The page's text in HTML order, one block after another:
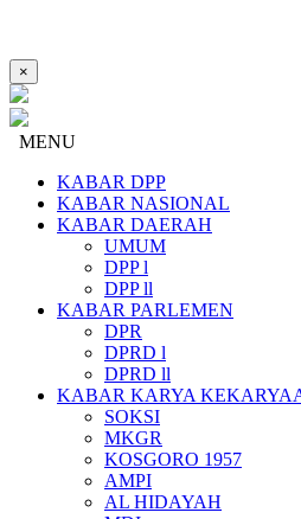
×
MENU
KABAR DPP
KABAR NASIONAL
KABAR DAERAH
UMUM
DPP l
DPP ll
KABAR PARLEMEN
DPR
DPRD l
DPRD ll
KABAR KARYA
SOKSI
MKGR
KOSGORO 1957
AMPI
AL HIDAYAH